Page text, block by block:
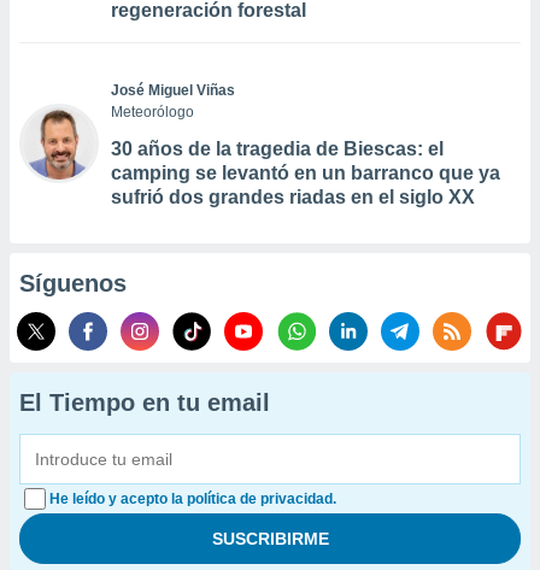
regeneración forestal
José Miguel Viñas
Meteorólogo
30 años de la tragedia de Biescas: el
camping se levantó en un barranco que ya
sufrió dos grandes riadas en el siglo XX
Síguenos
El Tiempo en tu email
He leído y acepto la política de privacidad.